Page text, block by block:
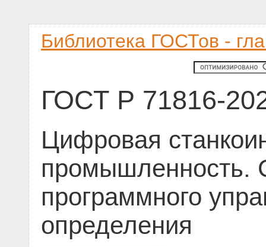
Библиотека ГОСТов -
ГОСТ Р 71816-
Цифровая
промышленность.
программного
определения